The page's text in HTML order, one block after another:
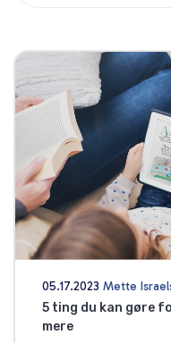
05.17.2023 Mette
5 ting du kan gøre
mere